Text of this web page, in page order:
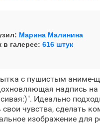
Марина Малинина
в галерее: 616 штук
с пушистым аниме-
надпись на
Идеально
чувства, сделать
изображение для